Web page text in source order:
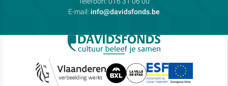
E-mail: info@davidsfonds.be